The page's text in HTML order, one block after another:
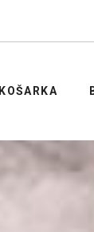
KOŠARKA